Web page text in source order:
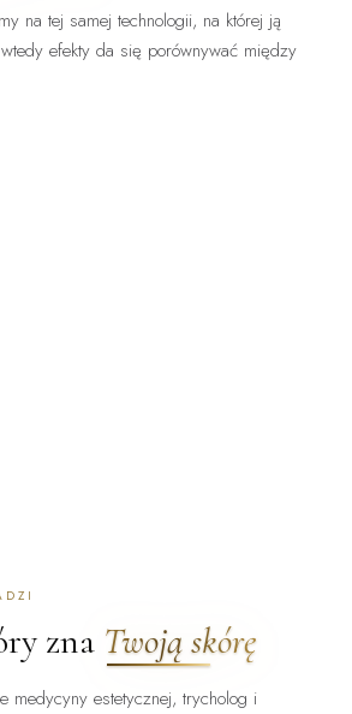
na tej samej technologii, na której ją
efekty da się porównywać między
ZABIEG DOSTĘPNY:
zna Twoją skórę
medycyny estetycznej, trycholog i